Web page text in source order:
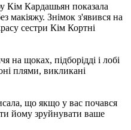
Кім Кардашьян показала
макіяжу. Знімок з'явився на
сестри Кім Кортні
на щоках, підборідді і лобі
плями, викликані
що якщо у вас почався
йому зруйнувати ваше